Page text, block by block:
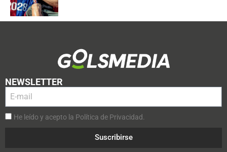
NEWSLETTER
He leído y acepto la Política de Privacidad.
Suscribirse